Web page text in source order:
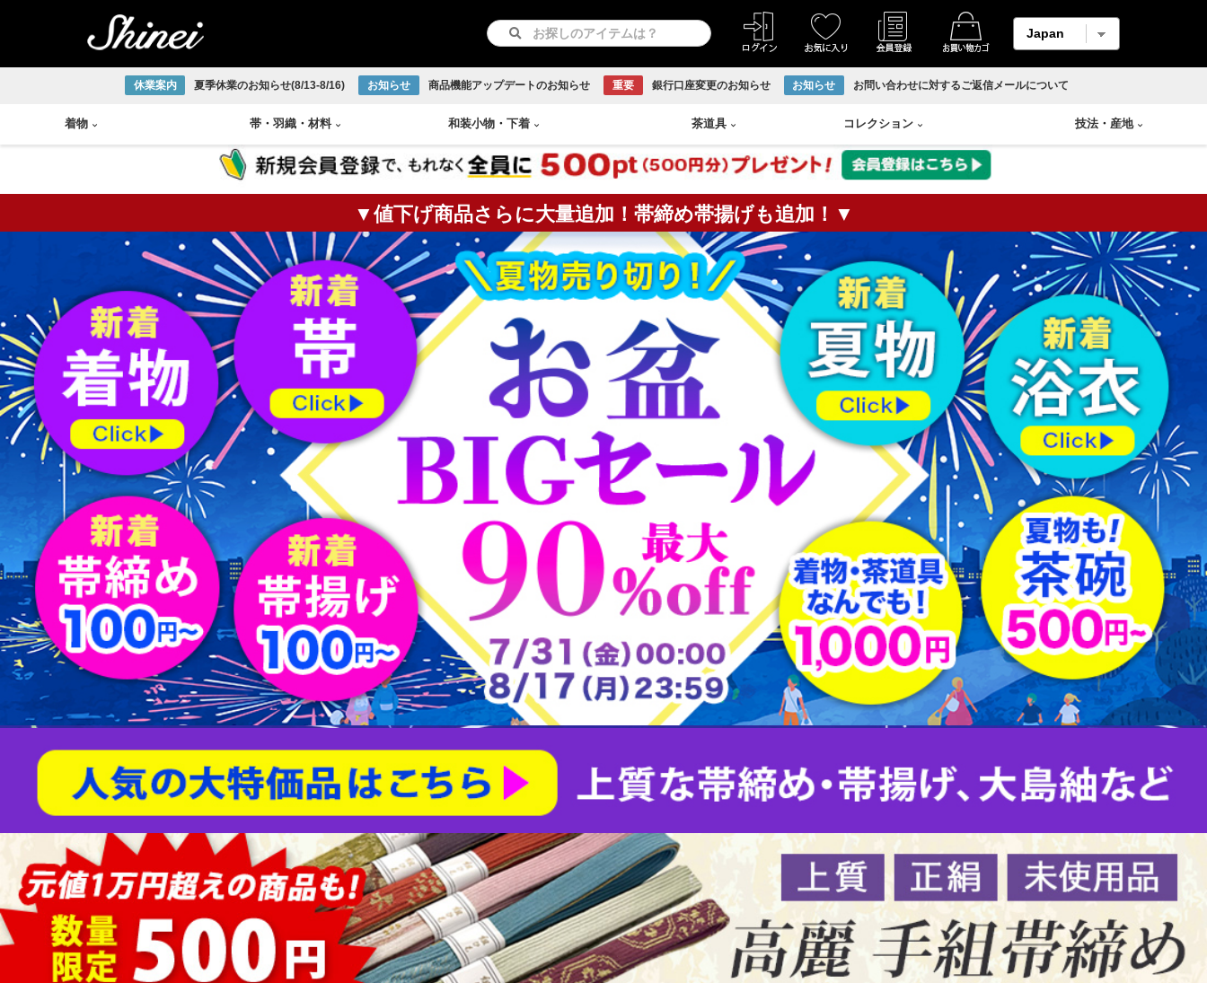
休業案内 夏季休業のお知らせ(8/13-8/16) お知らせ 商品機能アップデートのお知らせ 重要 銀行口座変更のお知らせ お知らせ お問い合わせに対するご返信メールについて
着物
小紋着物 紬着物
色無地着物 大正ロマン着物
浴衣
紋つき色無地 付け下げ
留袖
リサイクル振袖・打掛
着物 羽織
男物帯 長襦袢
アンサンブル
羽織紐 下駄
足袋 その他
帯 ・ 羽織 ・ 材料
アンティーク半幅帯 アンティーク袋帯
アンティーク名古屋帯 アンティーク丸帯
新品/リサイクル半幅帯 新品/リサイクル袋帯
新品/リサイクル名古屋帯 新品/リサイクル丸帯
男物帯
リサイクル羽織 リサイクル道行コート
リサイクル道中着 リサイクル雨コート
大正ロマン羽織
縮緬・錦紗 柄メイン生地
紬生地 麻生地
材料用反物 材料用洗い張り
はぎれ
和装小物 ・ 下着
帯締め 帯揚げ
半衿 伊達締め
草履 下駄
バッグ 足袋
ショール 扇子
櫛・かんざし
アクセサリー
長襦袢 和装下着 リサイクル反物 ホームコート
茶道具
茶碗 火入
莨盆
茶箱
花台
皆具
釜
風炉
炉釜
炉縁
棚
屏風
水指
薄茶器
茶入
杓
縁高
菓子器
建水
蓋置
炭道具
敷板
袱紗
急須 鉄瓶
茶托
香炉 香合
香盆 花瓶
壷
コレクション
掛軸 書画
中国画
天然石/パワーストーン
Baccarat Swarovski
WEDGWOOD
技法 ・ 産地
琉球織物 宮古上布
大島紬 結城紬
本場正藍泥染 ひげ紬
節紬 80/100亀甲
綴れ 友禅(手描き／金彩)
型染 すくい織
相良刺繍 汕頭蘇州刺繍
螺鈿 京紅型
古伊万里焼 伊賀焼 古曽部焼
虫明焼 赤膚焼
丹波焼
京焼 九谷焼
出石焼
平戸焼
志野焼
有田焼
朝日焼 楽山焼
瀬戸焼
益子焼
相馬焼
砥部焼
粟田焼 紀州焼
織部焼
薩摩焼
赤膚山焼 鍋島焼
阿漕焼
高取焼
尾戸焼 布志名焼 無名異焼
輪島塗り 山中塗り
漆塗り 蒔絵
朱漆塗
▼値下げ商品さらに大量追加！帯締め帯揚げも追加！▼